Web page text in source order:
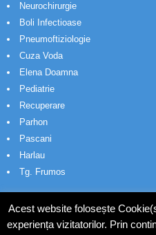
Neurochirurgie
Boli Infectioase
Pneumoftiziologie
Cuza Voda
Elena Doamna
Pediatrie
Recuperare
Parhon
Pascani
Harlau
Tg. Frumos
Acest website folosește
experiența vizitatorilor. Prin